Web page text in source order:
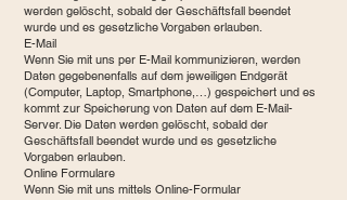
werden gelöscht, sobald der Geschäftsfall beendet
wurde und es gesetzliche Vorgaben erlauben.
E-Mail
Wenn Sie mit uns per E-Mail kommunizieren, werden
Daten gegebenenfalls auf dem jeweiligen Endgerät
(Computer, Laptop, Smartphone,…) gespeichert und es
kommt zur Speicherung von Daten auf dem E-Mail-
Server. Die Daten werden gelöscht, sobald der
Geschäftsfall beendet wurde und es gesetzliche
Vorgaben erlauben.
Online Formulare
Wenn Sie mit uns mittels Online-Formular